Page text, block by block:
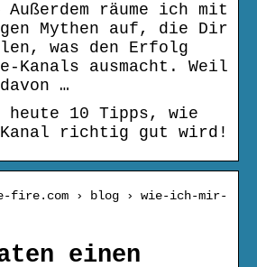
räume ich mit
Mythen auf, die Dir
was den Erfolg
Kanals ausmacht. Weil
…
10 Tipps, wie
Kanal richtig gut wird!
fire.com › blog › wie-ich-mir-
einen